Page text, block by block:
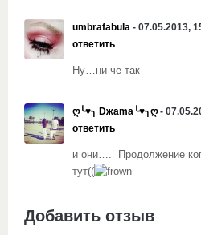
umbrafabula - 07.05.2013,
ответить
Ну…ни че так
ღ╰♥╮ Dжama╰♥╮ღ-
ответить
и они…. Продолжение
тут((
Добавить отзыв